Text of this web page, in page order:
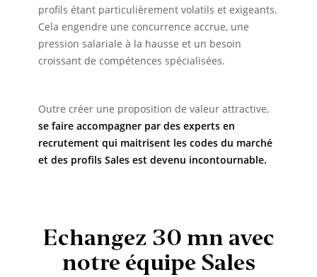
profils étant particulièrement volatils et exigeants.
Cela engendre une concurrence accrue, une
pression salariale à la hausse et un besoin
croissant de compétences spécialisées.
Outre créer une proposition de valeur attractive,
se faire accompagner par des experts en
recrutement qui maitrisent les codes du marché
et des profils Sales est devenu incontournable.
Echangez 30 mn avec
notre équipe Sales